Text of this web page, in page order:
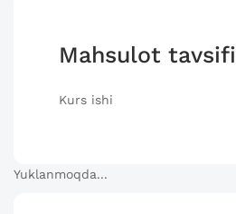
Mahsulot tavsifi
Kurs ishi
Yuklanmoqda...